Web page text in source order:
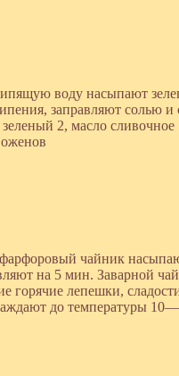
воду насыпают
заправляют солью
2, масло
чайник
на 5 мин. Заварной
горячие лепешки,
до температуры